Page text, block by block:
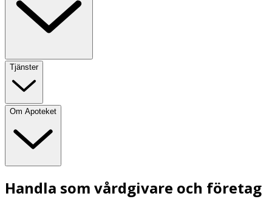
Tjänster
Om Apoteket
Handla som vårdgivare och företag